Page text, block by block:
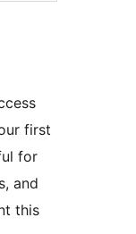
first
for
and
this